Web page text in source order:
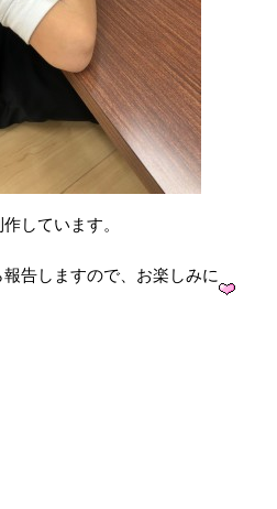
しています。
告しますので、お楽しみに